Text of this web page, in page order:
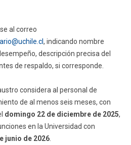
al correo
, indicando nombre
descripción precisa del
de respaldo, si corresponde.
considera al personal de
de al menos seis meses, con
domingo 22 de diciembre de 2025,
en la Universidad con
junio de 2026